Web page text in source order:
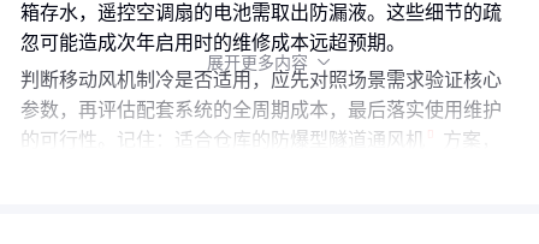
箱存水，遥控空调扇的电池需取出防漏液。这些细节的疏
忽可能造成次年启用时的维修成本远超预期。
判断移动风机制冷是否适用，应先对照场景需求验证核心
参数，再评估配套系统的全周期成本，最后落实使用维护
的可行性。记住：适合仓库的 防爆型隧道通风机
方案，
展开更多内容 